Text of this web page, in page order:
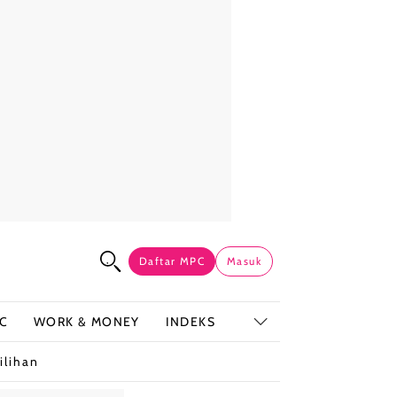
Daftar MPC Masuk
WORK & MONEY INDEKS